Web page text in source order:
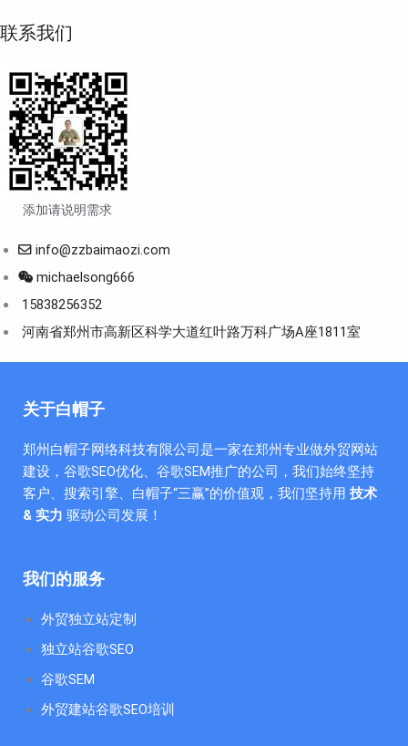
联系我们
添加请说明需求
info@zzbaimaozi.com
michaelsong666
15838256352
河南省郑州市高新区科学大道红叶路万科广场A座1811室
关于白帽子
郑州白帽子网络科技有限公司是一家在郑州专业做外贸网站
建设，谷歌SEO优化、谷歌SEM推广的公司，我们始终坚持
客户、搜索引擎、白帽子“三赢”的价值观，我们坚持用 技术
& 实力 驱动公司发展！
我们的服务
外贸独立站定制
独立站谷歌SEO
谷歌SEM
外贸建站谷歌SEO培训